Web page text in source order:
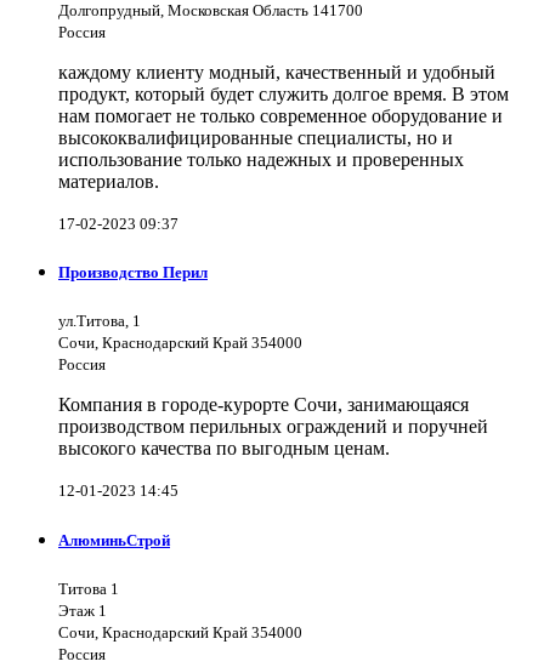
Долгопрудный, Московская Область 141700
Россия
каждому клиенту модный, качественный и удобный
продукт, который будет служить долгое время. В этом
нам помогает не только современное оборудование и
высококвалифицированные специалисты, но и
использование только надежных и проверенных
материалов.
17-02-2023 09:37
Производство Перил
ул.Титова, 1
Сочи, Краснодарский Край 354000
Россия
Компания в городе-курорте Сочи, занимающаяся
производством перильных ограждений и поручней
высокого качества по выгодным ценам.
12-01-2023 14:45
АлюминьСтрой
Титова 1
Этаж 1
Сочи, Краснодарский Край 354000
Россия